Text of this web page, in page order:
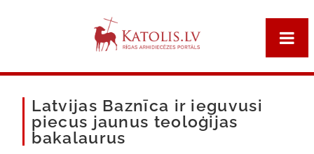
Latvijas Baznīca ir ieguvusi
piecus jaunus teoloģijas
bakalaurus